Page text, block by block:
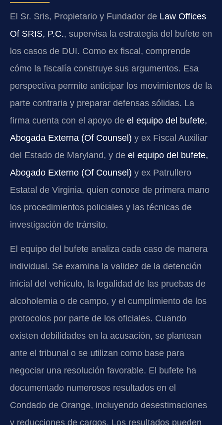
El Sr. Sris, Propietario y Fundador de Law Offices
Of SRIS, P.C., supervisa la estrategia del bufete en
los casos de DUI. Como ex fiscal, comprende
cómo la fiscalía construye sus argumentos. Esa
perspectiva permite anticipar los movimientos de la
parte contraria y preparar defensas sólidas. La
firma cuenta con el apoyo de el equipo del bufete,
Abogada Externa (Of Counsel) y ex Fiscal Auxiliar
del Estado de Maryland, y de el equipo del bufete,
Abogado Externo (Of Counsel) y ex Patrullero
Estatal de Virginia, quien conoce de primera mano
los procedimientos policiales y las técnicas de
investigación de tránsito.
El equipo del bufete analiza cada caso de manera
individual. Se examina la validez de la detención
inicial del vehículo, la legalidad de las pruebas de
alcoholemia o de campo, y el cumplimiento de los
protocolos por parte de los oficiales. Cuando
existen debilidades en la acusación, se plantean
ante el tribunal o se utilizan como base para
negociar una resolución favorable. El bufete ha
documentado numerosos resultados en el
Condado de Orange, incluyendo desestimaciones
y reducciones de cargos. Los resultados pueden